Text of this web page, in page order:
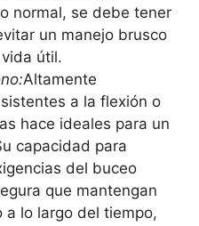
normal, se debe tener
un manejo brusco
útil.
Altamente
a la flexión o
hace ideales para un
capacidad para
del buceo
que mantengan
a lo largo del tiempo,